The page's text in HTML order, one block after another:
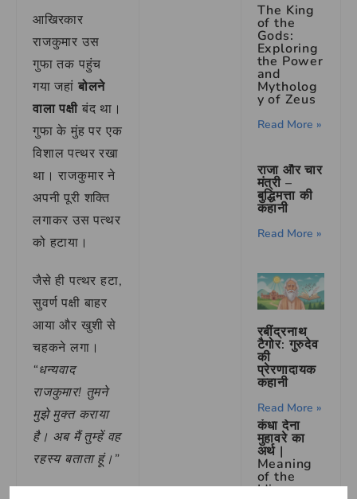
आखिरकार
राजकुमार उस
गुफा तक पहुंच
गया जहां बोलने
वाला पक्षी बंद था।
गुफा के मुंह पर एक
विशाल पत्थर रखा
था। राजकुमार ने
अपनी पूरी शक्ति
लगाकर उस पत्थर
को हटाया।
जैसे ही पत्थर हटा,
सुवर्ण पक्षी बाहर
आया और खुशी से
चहकने लगा।
“धन्यवाद
राजकुमार! तुमने
मुझे मुक्त कराया
है। अब मैं तुम्हें वह
रहस्य बताता हूं।”
The King
of the
Gods:
Exploring
the Power
and
Mytholog
y of Zeus
Read More »
राजा और चार
मंत्री –
बुद्धिमत्ता की
कहानी
Read More »
रबींद्रनाथ
टैगोर: गुरुदेव
की
प्रेरणादायक
कहानी
Read More »
कंधा देना
मुहावरे का
अर्थ |
Meaning
of the
Idiom